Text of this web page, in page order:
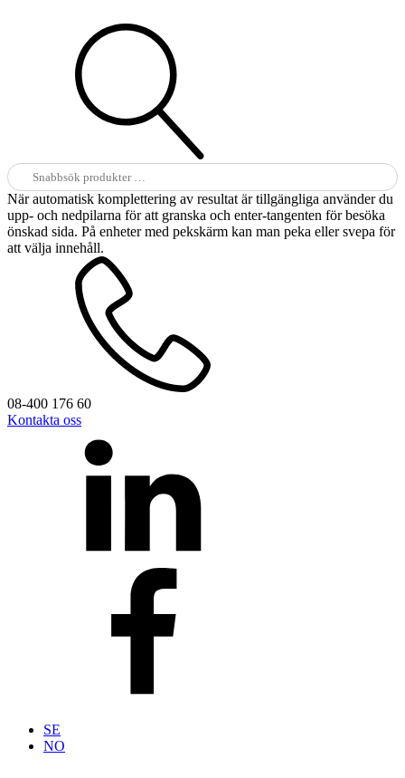
Sök
efter:
När automatisk komplettering av resultat är tillgängliga använder du
upp- och nedpilarna för att granska och enter-tangenten för besöka
önskad sida. På enheter med pekskärm kan man peka eller svepa för
att välja innehåll.
08-400 176 60
Kontakta oss
SE
NO